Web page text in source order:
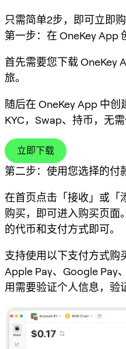
只需简单2步，即可立即购
第一步：在 OneKey App
首先需要您下载 OneKey
旅。
随后在 OneKey App 中
KYC，Swap、持币，无需
立即下载
第二步：使用您选择的付
在首页点击「接收」或「
购买，即可进入购买页面
的代币和支付方式即可。
支持使用以下支付方式购
Apple Pay、Google Pay
用需要验证个人信息，验